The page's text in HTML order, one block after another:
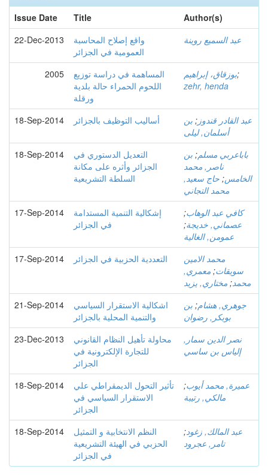
Issue Date
Title
Author(s)
22-Dec-2013
واقع إصلاح المحاسبة
العمومیة في الجزائر
عبد السمیع روینة
2005
المساهمة في دراسة توزيع
اللحوم الحمراء حالة بلدية
ورقلة
بوزقاق، إبراهيم;
zehr, henda
18-Sep-2014 أساليب التوظيف بالجزائر عبد القادر قندوز ; بن
أسلمان, ليلى
18-Sep-2014
التعديل الدستوري في
الجزائر وأثره على مكانة
السلطة التشريعية
باباعربي مسلم; بن
ناصر, محمد
الخامس; حاج سعيد,
محمد التجاني
17-Sep-2014
إشكالية التنمية المستدامة
في الجزائر
كافي عبد الوهاب;
عصماني, خديجة;
عمومن, الغالية
17-Sep-2014
التعددية الحزبية في الجزائر
محمد الامين
سويقات; معمري,
محمد; مختاري, يزيد
21-Sep-2014
اشكالية الاستقرار السياسي
والتنمية المحلية بالجزائر
جوهري, هشام; بن
بوبكر, رضوان
23-Dec-2013
محاولة تأهيل النظام القانوني
للتجارة الإلكترونية في
الجزائر
نصر الدين سمار,
إلياس بن ساسي
18-Sep-2014
تأثير التحول الديمقراطي علي
الاستقرار السياسي في
الجزائر
عميرة, محمد أيوب;
مالكي, رتيبة
18-Sep-2014
النظم الانتخابية و التمثيل
الحزبي في الهيئة التشريعية
في الجزائر
عبد المالك, زغود;
تامر, عجرود